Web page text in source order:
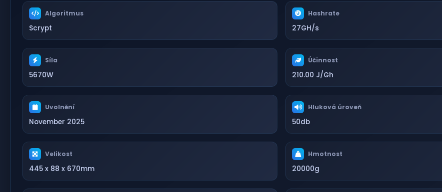
Algoritmus
Scrypt
Hashrate
27GH/s
Síla
5670W
Účinnost
210.00 J/Gh
Uvolnění
November 2025
Hluková úroveň
50db
Velikost
445 x 88 x 670mm
Hmotnost
20000g